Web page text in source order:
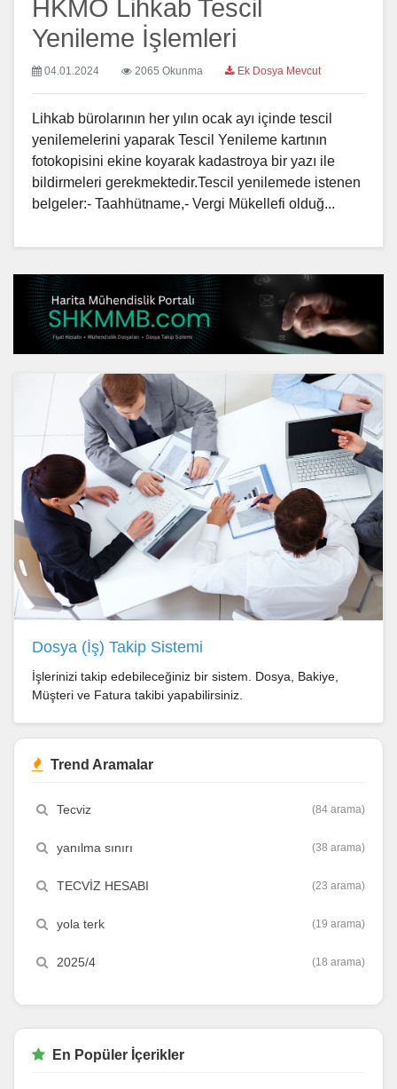
HKMO Lihkab Tescil
Yenileme İşlemleri
04.01.2024 2065 Okunma Ek Dosya Mevcut
Lihkab bürolarının her yılın ocak ayı içinde tescil
yenilemelerini yaparak Tescil Yenileme kartının
fotokopisini ekine koyarak kadastroya bir yazı ile
bildirmeleri gerekmektedir.Tescil yenilemede istenen
belgeler:- Taahhütname,- Vergi Mükellefi olduğ...
Dosya (İş) Takip Sistemi
İşlerinizi takip edebileceğiniz bir sistem. Dosya, Bakiye,
Müşteri ve Fatura takibi yapabilirsiniz.
Trend Aramalar
Tecviz (84 arama)
yanılma sınırı (38 arama)
TECVİZ HESABI (23 arama)
yola terk (19 arama)
2025/4 (18 arama)
En Popüler İçerikler